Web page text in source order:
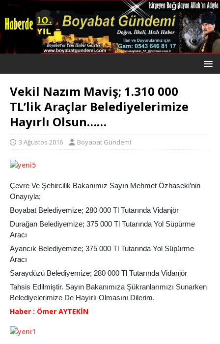
Vekil Nazım Maviş; 1.310 000
TL’lik Araçlar Belediyelerimize
Hayırlı Olsun……
3 Ağustos 2016 Boyabat Gündemi
Çevre Ve Şehircilik Bakanımız Sayın Mehmet Özhaseki’nin
Onayıyla;
Boyabat Belediyemize; 280 000 Tl Tutarında Vidanjör
Durağan Belediyemize; 375 000 Tl Tutarında Yol Süpürme
Aracı
Ayancık Belediyemize; 375 000 Tl Tutarında Yol Süpürme
Aracı
Saraydüzü Belediyemize; 280 000 Tl Tutarında Vidanjör
Tahsis Edilmiştir. Sayın Bakanımıza Şükranlarımızı Sunarken
Belediyelerimize De Hayırlı Olmasını Dilerim.
Haber : Ömer AYTEKİN